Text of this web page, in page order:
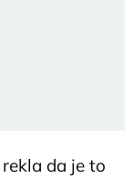
da je to